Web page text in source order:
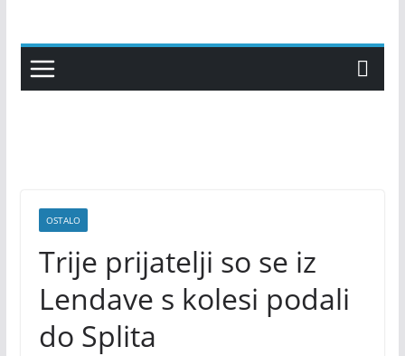
content
OSTALO
Trije prijatelji so se iz
Lendave s kolesi podali
do Splita